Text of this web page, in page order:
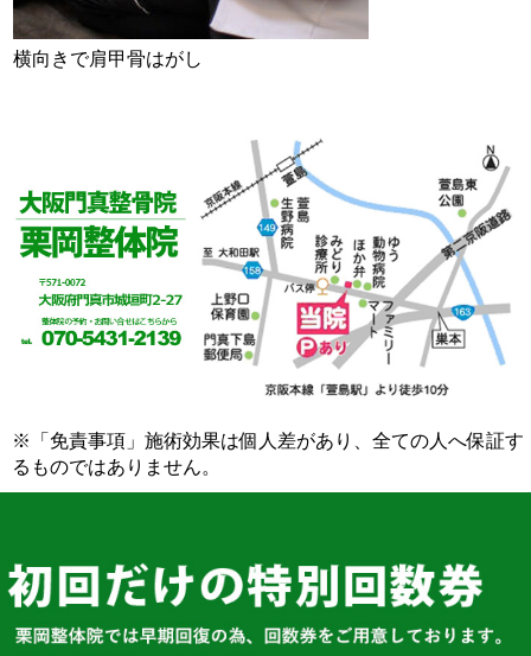
横向きで肩甲骨はがし
※「免責事項」施術効果は個人差があり、全ての人へ保証す
るものではありません。